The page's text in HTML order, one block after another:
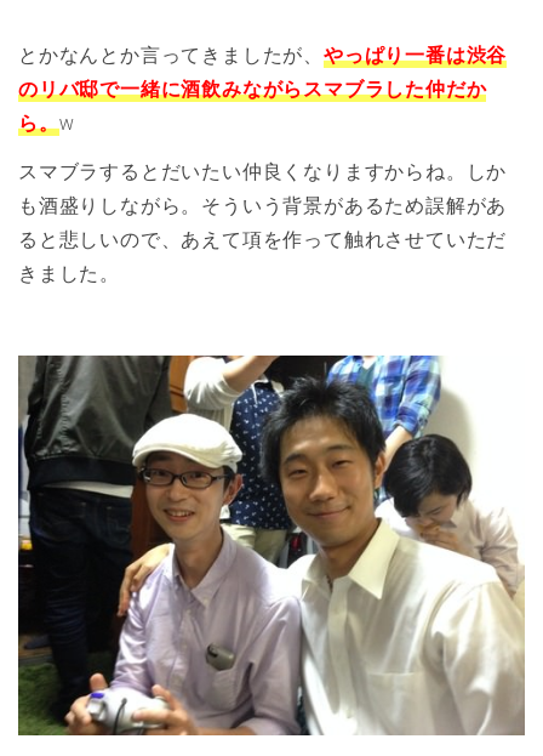
とかなんとか言ってきましたが、 やっぱり一番は渋谷
のリバ邸で一緒に酒飲みながらスマブラした仲だか
ら。w
スマブラするとだいたい仲良くなりますからね。しか
も酒盛りしながら。そういう背景があるため誤解があ
ると悲しいので、あえて項を作って触れさせていただ
きました。